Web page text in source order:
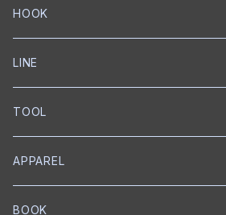
クランクベイト
クランクベイト
NISHINE LURE WORKS
ミノー
リップレスクランク
BUMBLEBEE CUSTOM LURES
チャターベイト
Megabass
クランクベイト
ミノー
KEITECH
ブレードジグ
EverGreen
スピニングロッド
ベイトロッド
SLANG
スピニングロッド
GRASS ROOTS
ベイトキャスティングロッド
Out≒Law
ベイトキャスティング
DESIGNO
LEBEN
Back BOSS
GOLD Works
匠ベアリング
匠ブッシュ
GLITCH
グリス
オイル
mibro
ハンドルノブ
ハンドル
SHIMANO
グリス
HOOK
BKK
トレブルフック
シングルフック
ICHIKAWA FISHING
トレブルフック
RYUGI
トレブルフック
がまかつ
LINE
SEAGUAR
フロロカーボン
PE
SOLAROAM
フロロカーボン
DUEL
TOOL
belmont
スプリットリングプライヤー
KS Craft
APPAREL
RAPALA
BOOK